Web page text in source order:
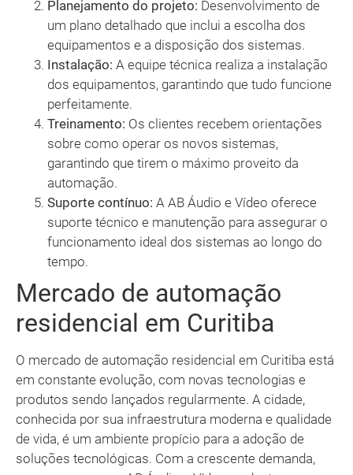
Planejamento do projeto: Desenvolvimento de
um plano detalhado que inclui a escolha dos
equipamentos e a disposição dos sistemas.
Instalação: A equipe técnica realiza a instalação
dos equipamentos, garantindo que tudo funcione
perfeitamente.
Treinamento: Os clientes recebem orientações
sobre como operar os novos sistemas,
garantindo que tirem o máximo proveito da
automação.
Suporte contínuo: A AB Áudio e Vídeo oferece
suporte técnico e manutenção para assegurar o
funcionamento ideal dos sistemas ao longo do
tempo.
Mercado de automação
residencial em Curitiba
O mercado de automação residencial em Curitiba está
em constante evolução, com novas tecnologias e
produtos sendo lançados regularmente. A cidade,
conhecida por sua infraestrutura moderna e qualidade
de vida, é um ambiente propício para a adoção de
soluções tecnológicas. Com a crescente demanda,